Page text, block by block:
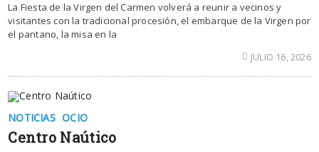
La Fiesta de la Virgen del Carmen volverá a reunir a vecinos y
visitantes con la tradicional procesión, el embarque de la Virgen por
el pantano, la misa en la
JULIO 16, 2026
NOTICIAS OCIO
Centro Naútico